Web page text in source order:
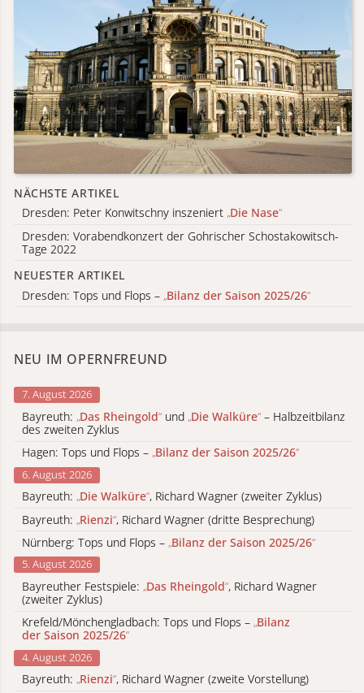
NÄCHSTE ARTIKEL
Dresden: Peter Konwitschny inszeniert „Die Nase“
Dresden: Vorabendkonzert der Gohrischer Schostakowitsch-
Tage 2022
NEUESTER ARTIKEL
Dresden: Tops und Flops – „Bilanz der Saison 2025/26“
NEU IM OPERNFREUND
7. August 2026
Bayreuth: „Das Rheingold“ und „Die Walküre“ – Halbzeitbilanz
des zweiten Zyklus
Hagen: Tops und Flops – „Bilanz der Saison 2025/26“
6. August 2026
Bayreuth: „Die Walküre“, Richard Wagner (zweiter Zyklus)
Bayreuth: „Rienzi“, Richard Wagner (dritte Besprechung)
Nürnberg: Tops und Flops – „Bilanz der Saison 2025/26“
5. August 2026
Bayreuther Festspiele: „Das Rheingold“, Richard Wagner
(zweiter Zyklus)
Krefeld/Mönchengladbach: Tops und Flops – „Bilanz
der Saison 2025/26“
4. August 2026
Bayreuth: „Rienzi“, Richard Wagner (zweite Vorstellung)